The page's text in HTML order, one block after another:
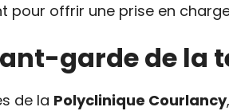
pour offrir une prise en
garde de la
de la Polyclinique Courlancy